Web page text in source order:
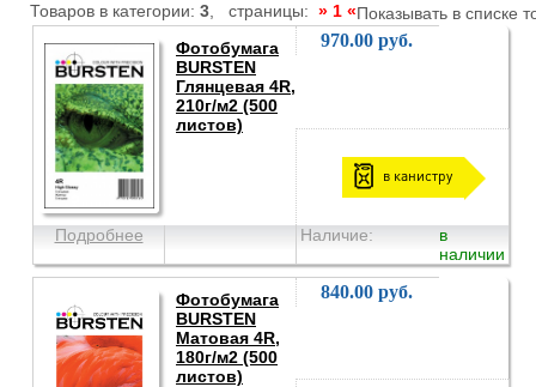
Товаров в категории: 3 , страницы: » 1 «Показывать в списке
Фотобумага
BURSTEN
Глянцевая 4R,
210г/м2 (500
листов)
970.00 руб.
в канистру
Подробнее Наличие:
в
наличии
Фотобумага
BURSTEN
Матовая 4R,
180г/м2 (500
листов)
840.00 руб.